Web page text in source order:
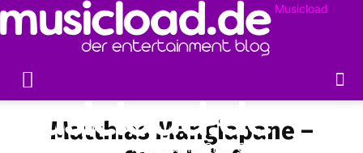
Musicload
Matthias Mangiapane –